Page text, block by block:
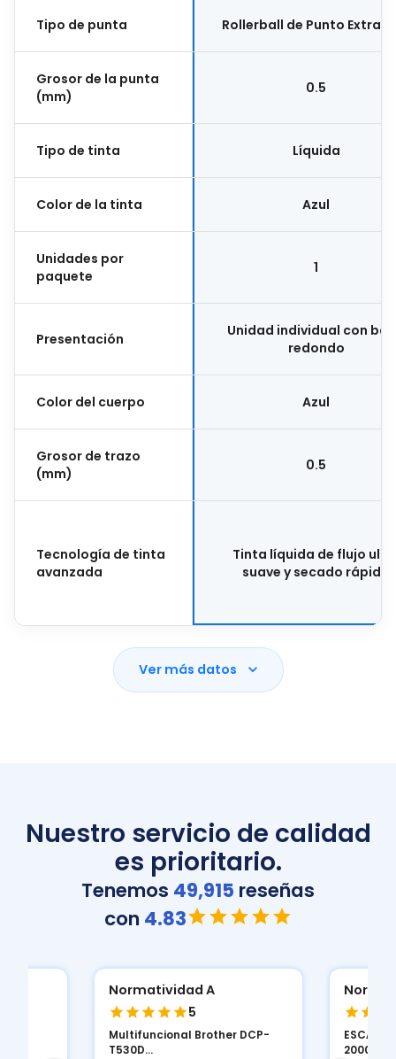
Tipo de punta Rollerball de Punto Extra
Grosor de la punta
(mm)
0.5
Tipo de tinta Líquida
Color de la tinta Azul
Unidades por
paquete
1
Presentación
Unidad individual con
redondo
Color del cuerpo Azul
Grosor de trazo
(mm)
0.5
Tecnología de tinta
avanzada
Tinta líquida de flujo
suave y secado rápido
Ver más datos
Nuestro servicio de calidad
es prioritario.
Tenemos 49,915 reseñas
con 4.83
Normatividad A
5
Multifuncional Brother DCP-
T530D...
2000 S...